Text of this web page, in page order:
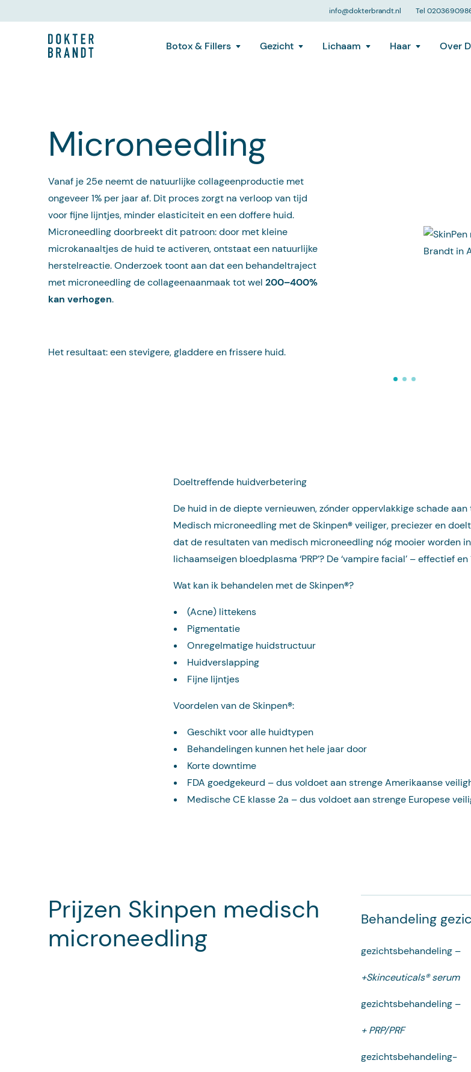
info@dokterbrandt.nl Tel
Botox & Fillers Gezicht Lichaam Haar Over
Microneedling
Vanaf je 25e neemt de natuurlijke collageenproductie met
ongeveer 1% per jaar af. Dit proces zorgt na verloop van tijd
voor fijne lijntjes, minder elasticiteit en een doffere huid.
Microneedling doorbreekt dit patroon: door met kleine
microkanaaltjes de huid te activeren, ontstaat een natuurlijke
herstelreactie. Onderzoek toont aan dat een behandeltraject
met microneedling de collageenaanmaak tot wel 200–400%
kan verhogen.
Het resultaat: een stevigere, gladdere en frissere huid.
Doeltreffende huidverbetering
De huid in de diepte vernieuwen, zónder oppervlakkige schade
Medisch microneedling met de Skinpen®veiliger, preciezer en
dat de resultaten van medisch microneedling nóg mooier worden
lichaamseigen bloedplasma ‘PRP’? De ‘vampire facial’ – effectief
Wat kan ik behandelen met de Skinpen®?
(Acne) littekens
Pigmentatie
Onregelmatige huidstructuur
Huidverslapping
Fijne lijntjes
Voordelen van de Skinpen®:
Geschikt voor alle huidtypen
Behandelingen kunnen het hele jaar door
Korte downtime
FDA goedgekeurd – dus voldoet aan strenge Amerikaanse
Medische CE klasse 2a – dus voldoet aan strenge Europese
Prijzen Skinpen medisch
microneedling
Behandeling
+ PRP/PRF